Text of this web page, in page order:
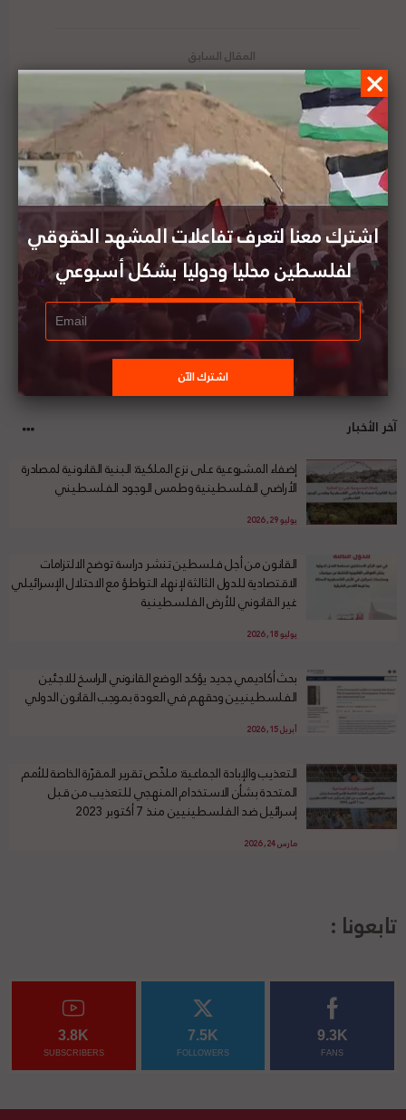
نتنياهو: سوف نحارب تحقيق الجنائية الدولية في
فلسطين
نتنياهو: حان الوقت لتنفيذ سيادة إسرائيل على الضفة
الغربية
آخر الأخبار
إضفاء المشروعية على نزع الملكية: البنية القانونية لمصادرة
الأراضي الفلسطينية وطمس الوجود الفلسطيني
يوليو 29, 2026
القانون من أجل فلسطين تنشر دراسة توضح الالتزامات
الاقتصادية للدول الثالثة لإنهاء التواطؤ مع الاحتلال الإسرائيلي
غير القانوني للأرض الفلسطينية
يوليو 18, 2026
بحث أكاديمي جديد يؤكد الوضع القانوني الراسخ للاجئين
الفلسطينيين وحقهم في العودة بموجب القانون الدولي
أبريل 15, 2026
التعذيب والإبادة الجماعية: ملخّص تقرير المقرّرة الخاصة للأمم
المتحدة بشأن الاستخدام المنهجي للتعذيب من قبل
إسرائيل ضد الفلسطينيين منذ 7 أكتوبر 2023
مارس 24, 2026
تابعونا :
9.3K
FANS
7.5K
FOLLOWERS
3.8K
SUBSCRIBERS
اشترك معنا لتعرف تفاعلات المشهد الحقوقي
لفلسطين محليا ودوليا بشكل أسبوعي